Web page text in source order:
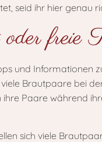
seid ihr hier genau
und Informationen
Brautpaare bei
ihre Paare während
sich viele